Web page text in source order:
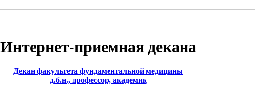
Интернет-приемная декана
Декан факультета фундаментальной медицины
д.б.н., профессор, академик